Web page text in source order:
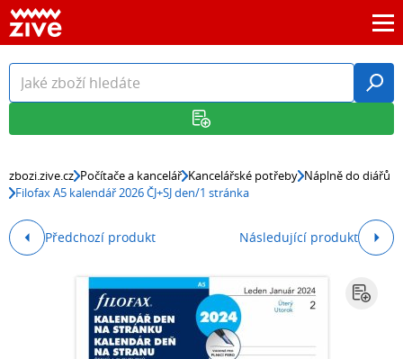
zbozi.zive.cz Počítače a kancelář Kancelářské potřeby Náplně do diářů
Filofax A5 kalendář 2026 ČJ+SJ den/1 stránka
Předchozí produkt Následující produkt